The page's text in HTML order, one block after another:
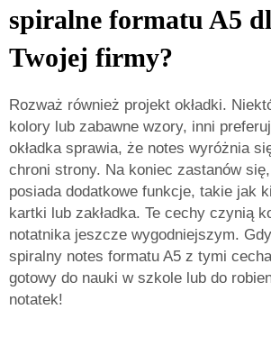
spiralne formatu A5
Twojej firmy?
Rozważ również projekt okładki.
kolory lub zabawne wzory, inni
okładka sprawia, że notes wyróżnia
chroni strony. Na koniec zastanów
posiada dodatkowe funkcje, takie jak
kartki lub zakładka. Te cechy czynią
notatnika jeszcze wygodniejszym.
spiralny notes formatu A5 z tymi
gotowy do nauki w szkole lub do
notatek!